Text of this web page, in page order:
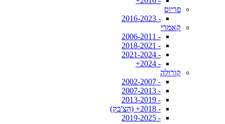
פריוס
- 2016-2023
קאמרי
- 2006-2011
- 2018-2021
- 2021-2024
- 2024+
קורולה
- 2002-2007
- 2007-2013
- 2013-2019
- 2018+ (הצ'בק)
- 2019-2025